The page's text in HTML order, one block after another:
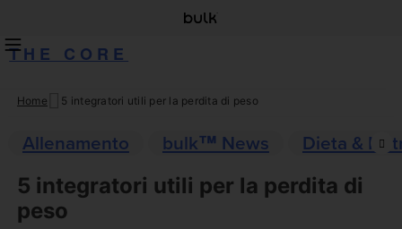
THE CORE
Skip
content
Home 5 integratori utili per la perdita di peso
Allenamento bulk™ News
Dieta &
5 integratori utili per la perdita di
peso